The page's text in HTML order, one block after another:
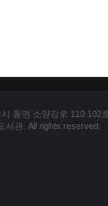
동면 소양강로 110 102
서관. All rights reserved.